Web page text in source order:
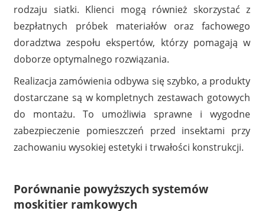
rodzaju siatki. Klienci mogą również skorzystać z
bezpłatnych próbek materiałów oraz fachowego
doradztwa zespołu ekspertów, którzy pomagają w
doborze optymalnego rozwiązania.
Realizacja zamówienia odbywa się szybko, a produkty
dostarczane są w kompletnych zestawach gotowych
do montażu. To umożliwia sprawne i wygodne
zabezpieczenie pomieszczeń przed insektami przy
zachowaniu wysokiej estetyki i trwałości konstrukcji.
Porównanie powyższych systemów
moskitier ramkowych